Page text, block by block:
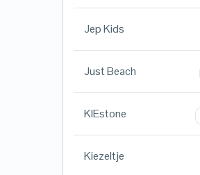
Jep Kids
Just Beach
KIEstone
Kiezeltje